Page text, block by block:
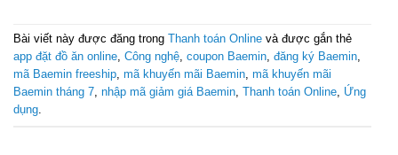
Bài viết này được đăng trong Thanh toán Online và được gắn thẻ
app đặt đồ ăn online, Công nghệ, coupon Baemin, đăng ký Baemin,
mã Baemin freeship, mã khuyến mãi Baemin, mã khuyến mãi
Baemin tháng 7, nhập mã giảm giá Baemin, Thanh toán Online, Ứng
dụng.